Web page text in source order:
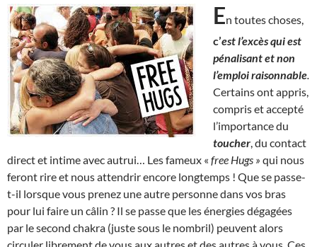
En toutes choses,
c’est l’excès qui est
pénalisant et non
l’emploi raisonnable
Certains ont appris,
compris et accepté
l’importance du
toucher , du contact
direct et intime avec autrui… Les fameux « free Hugs » qui nous
feront rire et nous attendrir encore longtemps ! Que se passe-
t-il lorsque vous prenez une autre personne dans vos bras
pour lui faire un câlin ? Il se passe que les énergies dégagées
par le second chakra (juste sous le nombril) peuvent alors
circuler librement de vous aux autres et des autres à vous. Ces